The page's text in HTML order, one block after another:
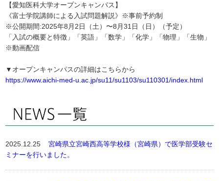
【愛知医科大学オープンキャンパス】
《富士学院講師による入試問題解説》※事前予約制
※公開期間:2025年8月2日（土）〜8月31日（日）（予定）
「入試の概要と特徴」「英語」「数学」「化学」「物理」「生物」
※動画配信
▼オープンキャンパスの詳細はこちらから
https://www.aichi-med-u.ac.jp/su11/su1103/su110301/index.html
2025.12.25宮崎県立宮崎西高等学校様（宮崎県）で医学部受験セ
ミナーを行いました。